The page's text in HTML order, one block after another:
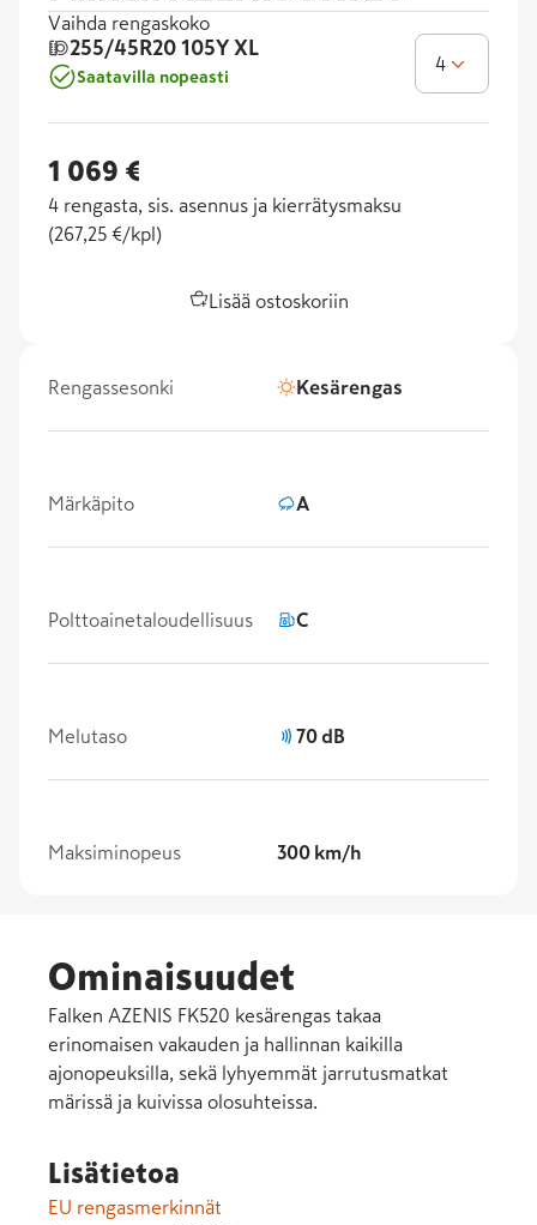
Vaihda rengaskoko
255/45R20 105Y XL
Saatavilla nopeasti
4
1 069 €
4 rengasta, sis. asennus ja kierrätysmaksu
(267,25 €/kpl )
Lisää ostoskoriin
Rengassesonki Kesärengas
Märkäpito A
Polttoainetaloudellisuus C
Melutaso 70 dB
Maksiminopeus 300 km/h
Ominaisuudet
Falken AZENIS FK520 kesärengas takaa
erinomaisen vakauden ja hallinnan kaikilla
ajonopeuksilla, sekä lyhyemmät jarrutusmatkat
märissä ja kuivissa olosuhteissa.
Lisätietoa
EU rengasmerkinnät